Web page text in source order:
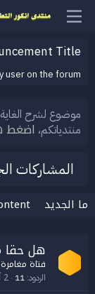
Title
user on the forum.
موضوع لشرح
منتدياتكم، اضغط
المشاركات
ما الجديد
هل حقا
فتاة مغامرة
الردود 11 2 أغسطس 2026